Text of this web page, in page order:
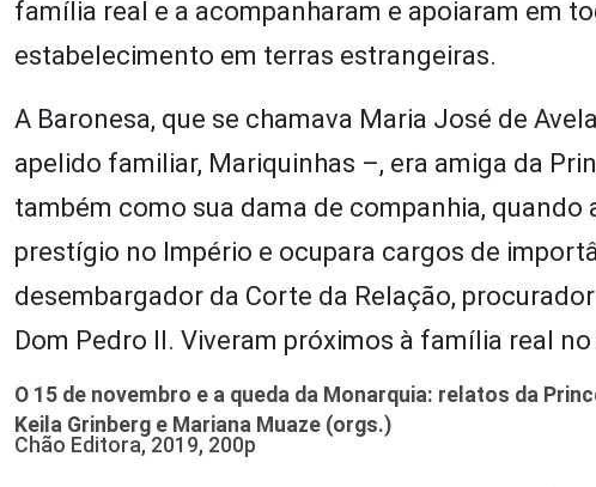
família real e a acompanharam e apoiaram em
estabelecimento em terras estrangeiras.
A Baronesa, que se chamava Maria José de
apelido familiar, Mariquinhas –, era amiga da
também como sua dama de companhia,
prestígio no Império e ocupara cargos de
desembargador da Corte da Relação,
Dom Pedro II. Viveram próximos à família real
O 15 de novembro e a queda da Monarquia: relatos da
Keila Grinberg e Mariana Muaze (orgs.)
Chão Editora, 2019, 200p